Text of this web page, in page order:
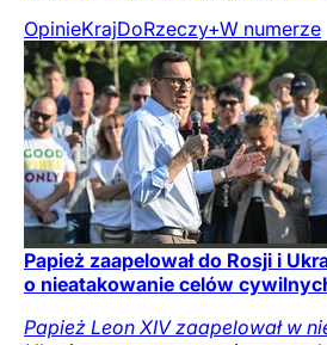
OpinieKrajDoRzeczy+W numerze
Papież zaapelował do Rosji i
o nieatakowanie celów
Papież Leon XIV zaapelował w